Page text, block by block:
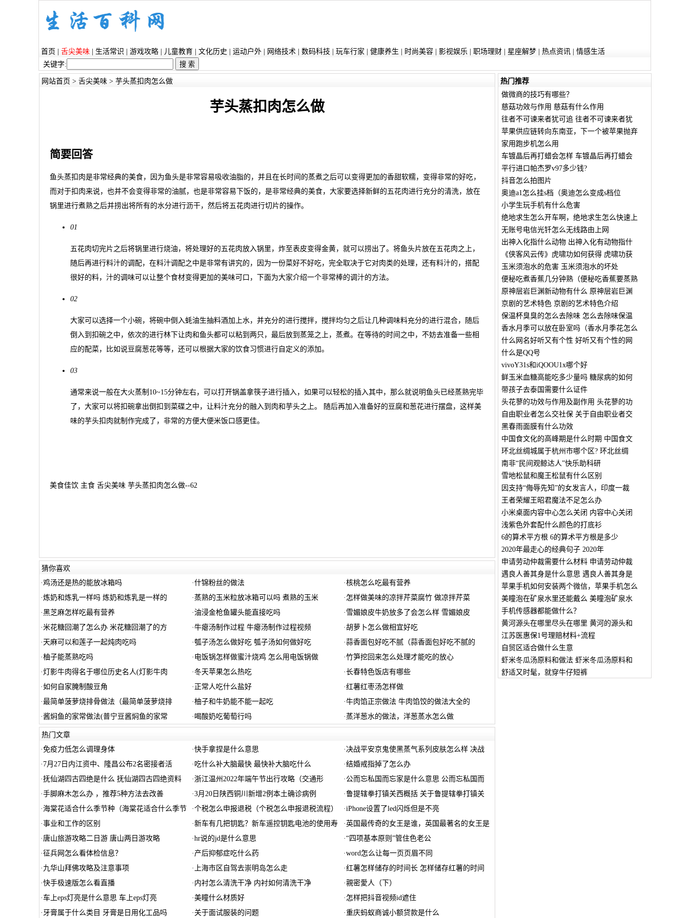
首页 舌尖美味| 生活常识 游戏攻略| 儿童教育| 文化历史 运动户外| 网络技术| 数码科技 玩车行家 健康养生 时尚美容| 影视娱乐 职场理财| 星座解梦| 热点资讯| 情感生活
关键字:
网站首页 > 舌尖美味> 芋头蒸扣肉怎么做
芋头蒸扣肉怎么做
简要回答
鱼头蒸扣肉是非常经典的美食，因为鱼头是非常容易吸收油脂的，并且在长时间的蒸煮之后可以变得更加的香甜软糯，变得非常的好吃，
而对于扣肉来说，也并不会变得非常的油腻，也是非常容易下饭的，是非常经典的美食，大家要选择新鲜的五花肉进行充分的清洗，放在
锅里进行煮熟之后并捞出将所有的水分进行沥干，然后将五花肉进行切片的操作。
01
五花肉切完片之后将锅里进行烧油，将处理好的五花肉放入锅里，炸至表皮变得金黄，就可以捞出了。将鱼头片放在五花肉之上，
随后再进行料汁的调配，在料汁调配之中是非常有讲究的，因为一份菜好不好吃，完全取决于它对肉类的处理，还有料汁的，搭配
很好的料，汁的调味可以让整个食材变得更加的美味可口，下面为大家介绍一个非常棒的调汁的方法。
02
大家可以选择一个小碗，将碗中倒入蚝油生抽料酒加上水，并充分的进行搅拌，搅拌均匀之后让几种调味料充分的进行混合，随后
倒入到扣碗之中，依次的进行林下让肉和鱼头都可以粘到两只，最后放到蒸笼之上，蒸煮。在等待的时间之中，不妨去准备一些相
应的配菜，比如说豆腐葱花等等，还可以根据大家的饮食习惯进行自定义的添加。
03
通常来说一般在大火蒸制10~15分钟左右，可以打开锅盖拿筷子进行插入，如果可以轻松的插入其中，那么就说明鱼头已经蒸熟完毕
了，大家可以将扣碗拿出倒扣到菜碟之中，让料汁充分的融入到肉和芋头之上。 随后再加入准备好的豆腐和葱花进行摆盘，这样美
味的芋头扣肉就制作完成了，非常的方便大便米饭口感更佳。
美食佳饮 主食 舌尖美味 芋头蒸扣肉怎么做--62
猜你喜欢
·鸡汤还是热的能放冰箱吗 ·什锦粉丝的做法 ·核桃怎么吃最有营养
·炼奶和炼乳一样吗 炼奶和炼乳是一样的 · 蒸熟的玉米粒放冰箱可以吗 煮熟的玉米 · 怎样做美味的凉拌芹菜腐竹 做凉拌芹菜
·黑芝麻怎样吃最有营养 ·油浸金枪鱼罐头能直接吃吗 · 雪媚娘皮牛奶放多了会怎么样 雪媚娘皮
·米花糖回潮了怎么办 米花糖回潮了的方 ·牛瘪汤制作过程 牛瘪汤制作过程视频 ·胡萝卜怎么做相宜好吃
· 天麻可以和莲子一起炖肉吃吗 ·瓠子汤怎么做好吃 瓠子汤如何做好吃 ·蒜香面包好吃不腻（蒜香面包好吃不腻的
·柚子能蒸熟吃吗 · 电饭锅怎样做蜜汁烧鸡 怎么用电饭锅做 ·竹笋挖回来怎么处理才能吃的放心
·灯影牛肉得名于哪位历史名人(灯影牛肉 ·冬天苹果怎么热吃 ·长春特色饭店有哪些
·如何自家腌制酸豆角 · 正常人吃什么盐好 ·红薯红枣汤怎样做
·最简单菠萝烧排骨做法（最简单菠萝烧排 ·柚子和牛奶能不能一起吃 ·牛肉馅正宗做法 牛肉馅饺的做法大全的
·酱焖鱼的家常做法(普宁豆酱焖鱼的家常 · 喝酸奶吃葡萄行吗 · 蒸洋葱水的做法，洋葱蒸水怎么做
热门文章
·免疫力低怎么调理身体 ·快手拿捏是什么意思 · 决战平安京鬼使黑蒸气系列皮肤怎么样 决战
· 7月27日内江资中、隆昌公布2名密接者活 · 吃什么补大脑最快 最快补大脑吃什么 ·结婚戒指掉了怎么办
·抚仙湖四古四绝是什么 抚仙湖四古四绝资料 ·浙江温州2022年端午节出行攻略（交通形 · 公而忘私国而忘家是什么意思 公而忘私国而
·手脚麻木怎么办 ，推荐5种方法去改善 ·3月20日陕西铜川新增2例本土确诊病例 ·鲁提辖拳打镇关西概括 关于鲁提辖拳打镇关
·海棠花适合什么季节种（海棠花适合什么季节 ·个税怎么申报退税（个税怎么申报退税流程） ·iPhone设置了led闪烁但是不亮
·事业和工作的区别 ·新车有几把钥匙？新车遥控钥匙电池的使用寿 ·英国最传奇的女王是谁，英国最著名的女王是
· 唐山旅游攻略二日游 唐山两日游攻略 ·hr说的jd是什么意思 ·“四项基本原则”管住色老公
·征兵网怎么看体检信息？ · 产后抑郁症吃什么药 ·word怎么让每一页页眉不同
· 九华山拜佛攻略及注意事项 · 上海市区自驾去崇明岛怎么走 ·红薯怎样储存的时间长 怎样储存红薯的时间
·快手极速版怎么看直播 · 内衬怎么清洗干净 内衬如何清洗干净 ·親密愛人（下）
·车上eps灯亮是什么意思 车上eps灯亮 ·美瞳什么材质好 · 怎样把抖音视频id遮住
· 牙膏属于什么类目 牙膏是日用化工品吗 · 关于面试服装的问题 ·重庆蚂蚁商诚小额贷款是什么
热门推荐
做微商的技巧有哪些？
慈菇功效与作用 慈菇有什么作用
往者不可谏来者犹可追 往者不可谏来者犹
苹果供应链转向东南亚，下一个被苹果抛弃
家用跑步机怎么用
车镀晶后再打蜡会怎样 车镀晶后再打蜡会
平行进口帕杰罗v97多少钱?
抖音怎么拍图片
奥迪a1怎么挂s档（奥迪怎么变成s档位
小学生玩手机有什么危害
绝地求生怎么开车啊，绝地求生怎么快速上
无账号电信光钎怎么无线路由上网
出神入化指什么动物 出神入化有动物指什
《侠客风云传》虎啸功如何获得 虎啸功获
玉米须泡水的危害 玉米须泡水的坏处
便秘吃煮香蕉几分钟熟（便秘吃香蕉要蒸熟
原神层岩巨渊新动物有什么 原神层岩巨渊
京剧的艺术特色 京剧的艺术特色介绍
保温杯臭臭的怎么去除味 怎么去除味保温
香水月季可以放在卧室吗（香水月季花怎么
什么网名好听又有个性 好听又有个性的网
什么是QQ号
vivoY31s和iQOOU1x哪个好
鲜玉米血糖高能吃多少量吗 糖尿病的如何
带孩子去泰国需要什么证件
头花蓼的功效与作用及副作用 头花蓼的功
自由职业者怎么交社保 关于自由职业者交
黑春雨面膜有什么功效
中国食文化的高峰期是什么时期 中国食文
环北丝绸城属于杭州市哪个区? 环北丝绸
南非“民间观鲸达人”快乐助科研
雪地松鼠和魔王松鼠有什么区别
因支持“侮辱先知”的女发言人，印度一裁
王者荣耀王昭君魔法不足怎么办
小米桌面内容中心怎么关闭 内容中心关闭
浅紫色外套配什么颜色的打底衫
6的算术平方根 6的算术平方根是多少
2020年最走心的经典句子 2020年
申请劳动仲裁需要什么材料 申请劳动仲裁
遇良人善其身是什么意思 遇良人善其身是
苹果手机如何安装两个微信，苹果手机怎么
美瞳泡在矿泉水里还能戴么 美瞳泡矿泉水
手机传感器都能做什么？
黄河源头在哪里尽头在哪里 黄河的源头和
江苏医惠保1号理赔材料+流程
自贸区适合做什么生意
虾米冬瓜汤原料和做法 虾米冬瓜汤原料和
舒适又时髦，就穿牛仔短裤